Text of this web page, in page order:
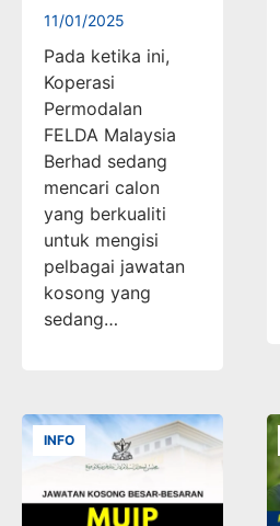
11/01/2025
Pada ketika ini,
Koperasi
Permodalan
FELDA Malaysia
Berhad sedang
mencari calon
yang berkualiti
untuk mengisi
pelbagai jawatan
kosong yang
sedang…
INFO